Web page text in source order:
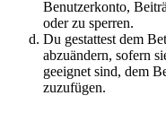
Benutzerkonto,
oder zu sperren.
Du gestattest dem
abzuändern, sofern
geeignet sind, dem
zuzufügen.